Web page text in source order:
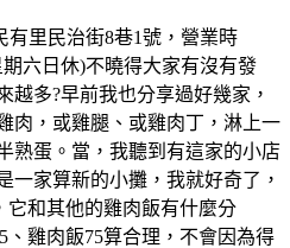
有里民治街8巷1號，營業時
期六日休)不曉得大家有沒有發
越多?早前我也分享過好幾家，
肉，或雞腿、或雞肉丁，淋上一
熟蛋。當，我聽到有這家的小店
一家算新的小攤，我就好奇了，
它和其他的雞肉飯有什麼分
、雞肉飯75算合理，不會因為得